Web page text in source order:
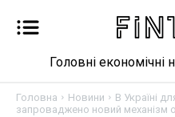
Головні економічні
Головна Новини
В Україні
запроваджено новий механізм